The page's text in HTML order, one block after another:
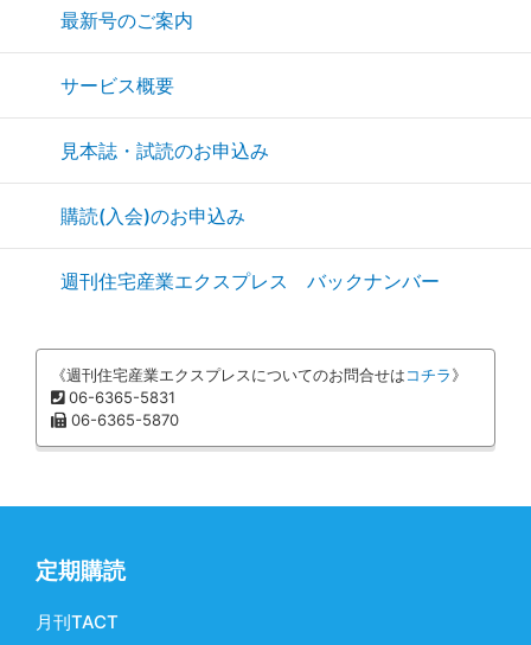
最新号のご案内
サービス概要
見本誌・試読のお申込み
購読(入会)のお申込み
週刊住宅産業エクスプレス バックナンバー
《週刊住宅産業エクスプレスについてのお問合せはコチラ》
06-6365-5831
06-6365-5870
定期購読
月刊TACT